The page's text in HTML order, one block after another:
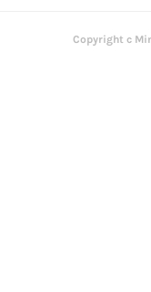
Copyright c